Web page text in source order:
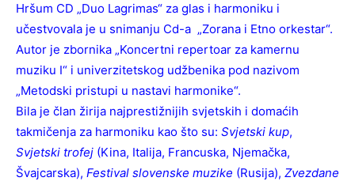
Hršum CD „Duo Lagrimas“ za glas i harmoniku i
učestvovala je u snimanju Cd-a „Zorana i Etno orkestar“.
Autor je zbornika „Koncertni repertoar za kamernu
muziku I“ i univerzitetskog udžbenika pod nazivom
„Metodski pristupi u nastavi harmonike“.
Bila je član žirija najprestižnijih svjetskih i domaćih
takmičenja za harmoniku kao što su: Svjetski kup,
Svjetski trofej (Kina, Italija, Francuska, Njemačka,
Švajcarska), Festival slovenske muzike (Rusija), Zvezdane